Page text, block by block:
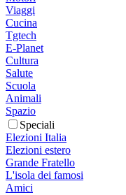
Viaggi
Cucina
Tgtech
E-Planet
Cultura
Salute
Scuola
Animali
Spazio
Speciali
Elezioni Italia
Elezioni estero
Grande Fratello
L'isola dei famosi
Amici